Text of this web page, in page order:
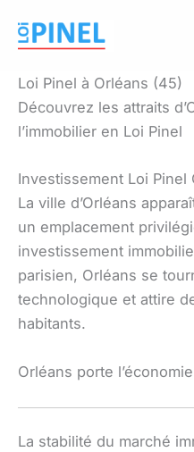
Loi Pinel à Orléans (45)
Découvrez les attraits
l’immobilier en Loi Pinel
Investissement Loi
La ville d’Orléans
un emplacement
investissement
parisien, Orléans se
technologique et attire
habitants.
Orléans porte
La stabilité du marché